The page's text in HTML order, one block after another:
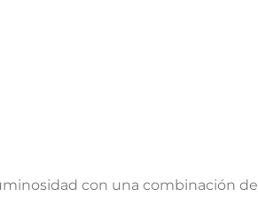
con una combinación de